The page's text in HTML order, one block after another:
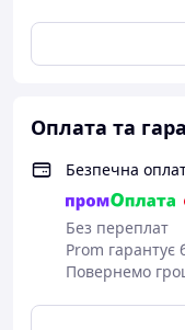
низька ціна
Будівельна пакля
Пакля стрічкова і
У нас можна
Оплата та
Безпечна
Без переплат
Prom гарантує
Повернемо